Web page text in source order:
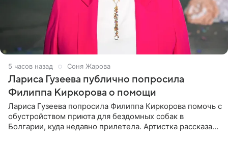
5 часов назад Соня Жарова
Лариса Гузеева публично попросила
Филиппа Киркорова о помощи
Лариса Гузеева попросила Филиппа Киркорова помочь с
обустройством приюта для бездомных собак в
Болгарии, куда недавно прилетела. Артистка рассказала